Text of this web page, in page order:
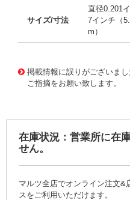
サイズ/寸法
直径0.201
7インチ（
m）
掲載情報に誤りがございま
ご指摘をお願い致します。
在庫状況：営業所に在
せん。
マルツ全店でオンライン注文&
スをご利用いただけます。